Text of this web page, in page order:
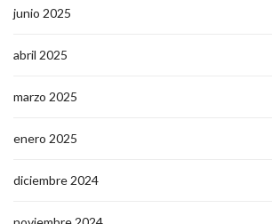
junio 2025
abril 2025
marzo 2025
enero 2025
diciembre 2024